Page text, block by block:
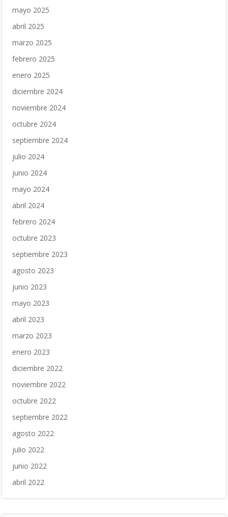
mayo 2025
abril 2025
marzo 2025
febrero 2025
enero 2025
diciembre 2024
noviembre 2024
octubre 2024
septiembre 2024
julio 2024
junio 2024
mayo 2024
abril 2024
febrero 2024
octubre 2023
septiembre 2023
agosto 2023
junio 2023
mayo 2023
abril 2023
marzo 2023
enero 2023
diciembre 2022
noviembre 2022
octubre 2022
septiembre 2022
agosto 2022
julio 2022
junio 2022
abril 2022